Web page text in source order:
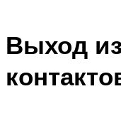
Выход